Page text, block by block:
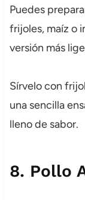
Puedes
frijoles, maíz o
versión más
Sírvelo con
una sencilla
lleno de sabor.
8. Pollo